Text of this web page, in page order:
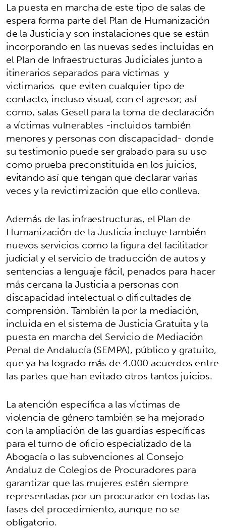
La puesta en marcha de este tipo de salas de
espera forma parte del Plan de Humanización
de la Justicia y son instalaciones que se están
incorporando en las nuevas sedes incluidas en
el Plan de Infraestructuras Judiciales junto a
itinerarios separados para víctimas y
victimarios que eviten cualquier tipo de
contacto, incluso visual, con el agresor; así
como, salas Gesell para la toma de declaración
a víctimas vulnerables -incluidos también
menores y personas con discapacidad- donde
su testimonio puede ser grabado para su uso
como prueba preconstituida en los juicios,
evitando así que tengan que declarar varias
veces y la revictimización que ello conlleva.
Además de las infraestructuras, el Plan de
Humanización de la Justicia incluye también
nuevos servicios como la figura del facilitador
judicial y el servicio de traducción de autos y
sentencias a lenguaje fácil, penados para hacer
más cercana la Justicia a personas con
discapacidad intelectual o dificultades de
comprensión. También la por la mediación,
incluida en el sistema de Justicia Gratuita y la
puesta en marcha del Servicio de Mediación
Penal de Andalucía (SEMPA), público y gratuito,
que ya ha logrado más de 4.000 acuerdos entre
las partes que han evitado otros tantos juicios.
La atención específica a las víctimas de
violencia de género también se ha mejorado
con la ampliación de las guardias específicas
para el turno de oficio especializado de la
Abogacía o las subvenciones al Consejo
Andaluz de Colegios de Procuradores para
garantizar que las mujeres estén siempre
representadas por un procurador en todas las
fases del procedimiento, aunque no se
obligatorio.